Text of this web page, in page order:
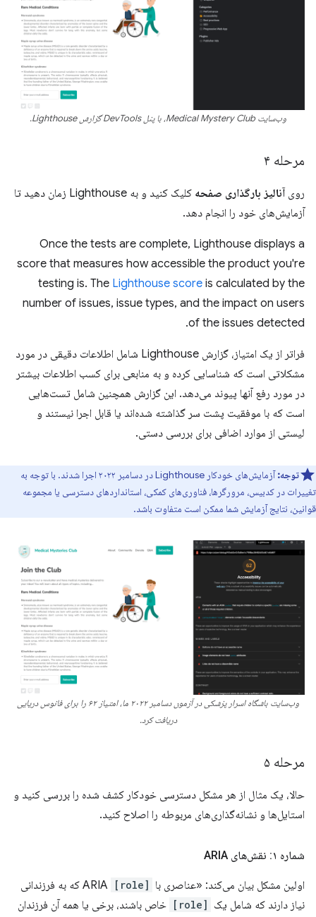
وب‌سایت Medical Mystery Club، با پنل DevTools گزارش Lighthouse.
مرحله ۴
روی آنالیز بارگذاری صفحه
کلیک کنید و به Lighthouse زمان دهید تا
آزمایش‌های خود را انجام دهد.
Once the tests are complete, Lighthouse displays a
score that measures how accessible the product you're
testing is. The Lighthouse score is calculated by the
number of issues, issue types, and the impact on users
of the issues detected.
فراتر از یک امتیاز، گزارش Lighthouse شامل اطلاعات دقیقی در مورد
مشکلاتی است که شناسایی کرده و به منابعی برای کسب اطلاعات بیشتر
در مورد رفع آنها پیوند می‌دهد. این گزارش همچنین شامل تست‌هایی
است که با موفقیت پشت سر گذاشته شده‌اند یا قابل اجرا نیستند و
لیستی از موارد اضافی برای بررسی دستی.
توجه:
آزمایش‌های خودکار Lighthouse در دسامبر ۲۰۲۲ اجرا شدند. با توجه به
تغییرات در کدبیس، مرورگرها، فناوری‌های کمکی، استانداردهای دسترسی یا مجموعه
قوانین، نتایج آزمایش شما ممکن است متفاوت باشد.
وب‌سایت باشگاه اسرار پزشکی در آزمون دسامبر ۲۰۲۲ ما، امتیاز ۶۲ را برای فانوس دریایی
دریافت کرد.
مرحله ۵
حالا، یک مثال از هر مشکل دسترسی خودکار کشف شده را بررسی کنید و
استایل‌ها و نشانه‌گذاری‌های مربوطه را اصلاح کنید.
شماره ۱: نقش‌های ARIA
اولین مشکل بیان می‌کند: «عناصری با [role]
ARIA که به فرزندانی
نیاز دارند که شامل یک [role]
خاص باشند، برخی یا همه آن فرزندان